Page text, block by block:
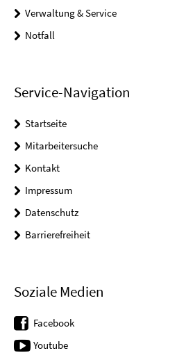
Verwaltung & Service
Notfall
Service-Navigation
Startseite
Mitarbeitersuche
Kontakt
Impressum
Datenschutz
Barrierefreiheit
Soziale Medien
Facebook
Youtube